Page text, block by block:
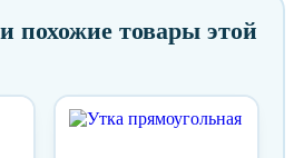
похожие товары этой